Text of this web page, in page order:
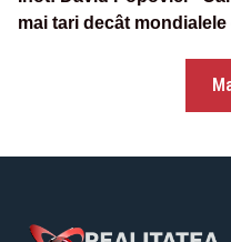
mai tari decât